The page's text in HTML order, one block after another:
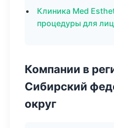
Клиника Med
процедуры для
Компании в
Сибирский
округ